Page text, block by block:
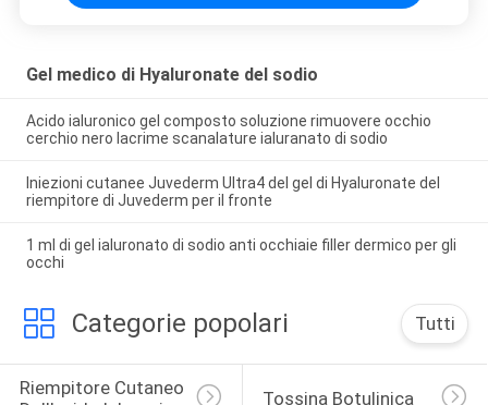
Gel medico di Hyaluronate del sodio
Acido ialuronico gel composto soluzione rimuovere occhio
cerchio nero lacrime scanalature ialuranato di sodio
Iniezioni cutanee Juvederm Ultra4 del gel di Hyaluronate del
riempitore di Juvederm per il fronte
1 ml di gel ialuronato di sodio anti occhiaie filler dermico per gli
occhi
Categorie popolari Tutti
Riempitore Cutaneo
Tossina Botulinica